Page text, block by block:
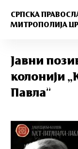
СРПСКА
МИТРОПОЛИЈА
Јавни
колонији
Павла”